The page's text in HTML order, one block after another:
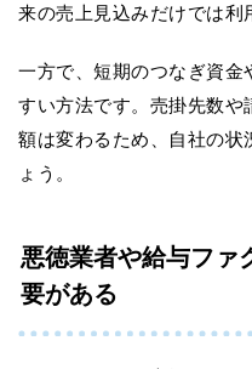
来の売上見込みだけでは利
一方で、短期のつなぎ資
すい方法です。売掛先数
額は変わるため、自社の状
ょう。
悪徳業者や給与ファ
要がある